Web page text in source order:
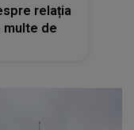
relația
multe de